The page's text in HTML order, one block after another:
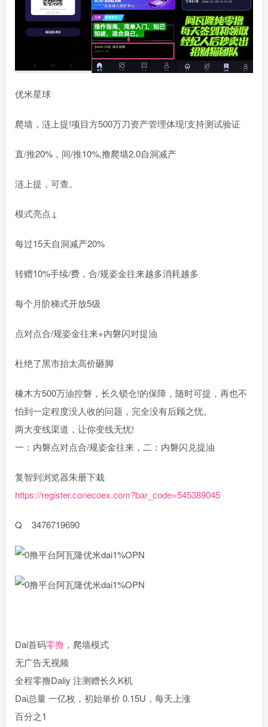
优米星球
爬墙，涟上提!项目方500万刀资产管理体现!支持测试验证
直/推20%，间/推10%,撸爬墙2.0自洞减产
涟上提，可查。
模式亮点↓
每过15天自洞减产20%
转赠10%手续/费，合/规姿金往来越多消耗越多
每个月阶梯式开放5级
点对点合/规姿金往来+内磐闪对提油
杜绝了黑市抬太高价砸脚
橡木方500万油控磐，长久锁仓!的保障，随时可提，再也不
怕到一定程度没人收的问题，完全没有后顾之忧。
两大变线渠道，让你变线无忧!
一：内磐点对点合/规姿金往来，二：内磐闪兑提油
复智到浏览器朱册下栽
https://register.conecoex.com?bar_code=545389045
Q 3476719690
Dai首码零撸 ，爬墙模式
无广告无视频
全程零撸Daliy 注测赠长久K机
Dai总量 一亿枚，初始単价 0.15U，每天上涨
百分之1